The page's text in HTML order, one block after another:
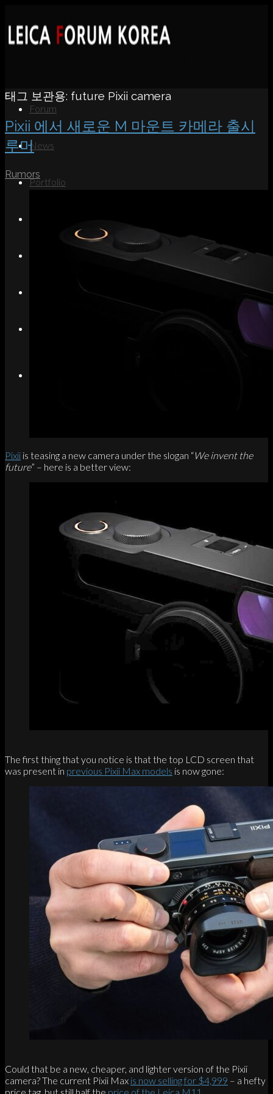
Forum
News
Portfolio
태그 보관용: future Pixii camera
Pixii 에서 새로운 M 마운트 카메라 출시
루머
Rumors
Pixii is teasing a new camera under the slogan “We invent the
future” – here is a better view:
The first thing that you notice is that the top LCD screen that
was present in previous Pixii Max models is now gone:
Could that be a new, cheaper, and lighter version of the Pixii
camera? The current Pixii Max is now selling for $4,999 – a hefty
price tag, but still half the price of the Leica M11